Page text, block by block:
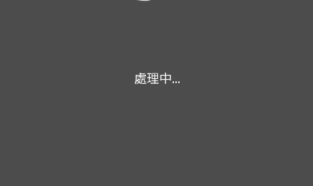
處理中...